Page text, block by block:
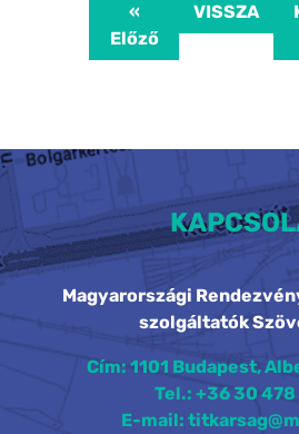
«
Előző
VISSZA
Magyarországi
szolgáltatók
Cím: 1101 Budapest,
Tel.: +36 30
E-mail: